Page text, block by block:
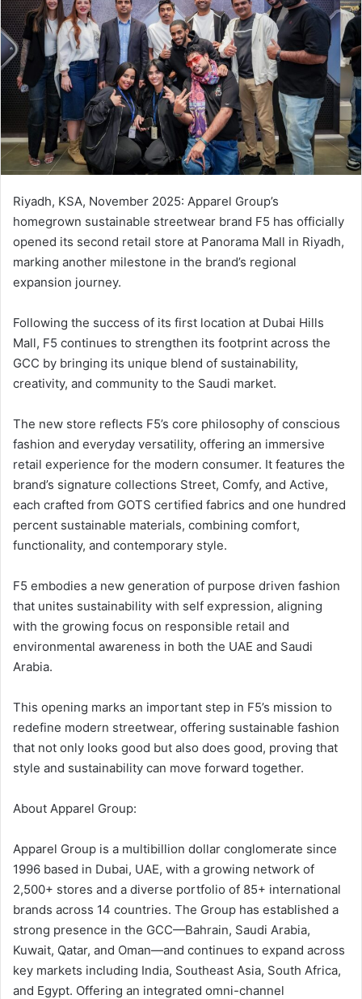
ب
ر
ا
إ
ل
ك
ت
و
ن
ي
ا
Riyadh, KSA, November 2025: Apparel Group’s
homegrown sustainable streetwear brand F5 has officially
opened its second retail store at Panorama Mall in Riyadh,
marking another milestone in the brand’s regional
expansion journey.
Following the success of its first location at Dubai Hills
Mall, F5 continues to strengthen its footprint across the
GCC by bringing its unique blend of sustainability,
creativity, and community to the Saudi market.
The new store reflects F5’s core philosophy of conscious
fashion and everyday versatility, offering an immersive
retail experience for the modern consumer. It features the
brand’s signature collections Street, Comfy, and Active,
each crafted from GOTS certified fabrics and one hundred
percent sustainable materials, combining comfort,
functionality, and contemporary style.
F5 embodies a new generation of purpose driven fashion
that unites sustainability with self expression, aligning
with the growing focus on responsible retail and
environmental awareness in both the UAE and Saudi
Arabia.
This opening marks an important step in F5’s mission to
redefine modern streetwear, offering sustainable fashion
that not only looks good but also does good, proving that
style and sustainability can move forward together.
About Apparel Group:
Apparel Group is a multibillion dollar conglomerate since
1996 based in Dubai, UAE, with a growing network of
2,500+ stores and a diverse portfolio of 85+ international
brands across 14 countries. The Group has established a
strong presence in the GCC—Bahrain, Saudi Arabia,
Kuwait, Qatar, and Oman—and continues to expand across
key markets including India, Southeast Asia, South Africa,
and Egypt. Offering an integrated omni-channel